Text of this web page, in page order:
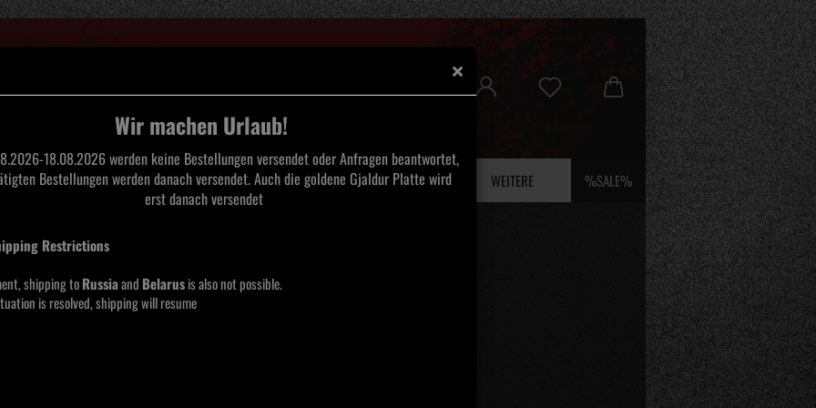
Wir machen Urlaub!
18.08.2026 werden keine Bestellungen versendet oder Anfragen beantwortet,
Bestellungen werden danach versendet. Auch die goldene Gjaldur Platte wird
erst danach versendet
Restrictions
shipping toRussiaand Belarusis also not possible.
is resolved, shipping will resume
TAPES CDS SAARLAND BLACK METAL MERCHANDISE MOOS UND EFEU %SALE%
WEITERE
NEU IM SHOP